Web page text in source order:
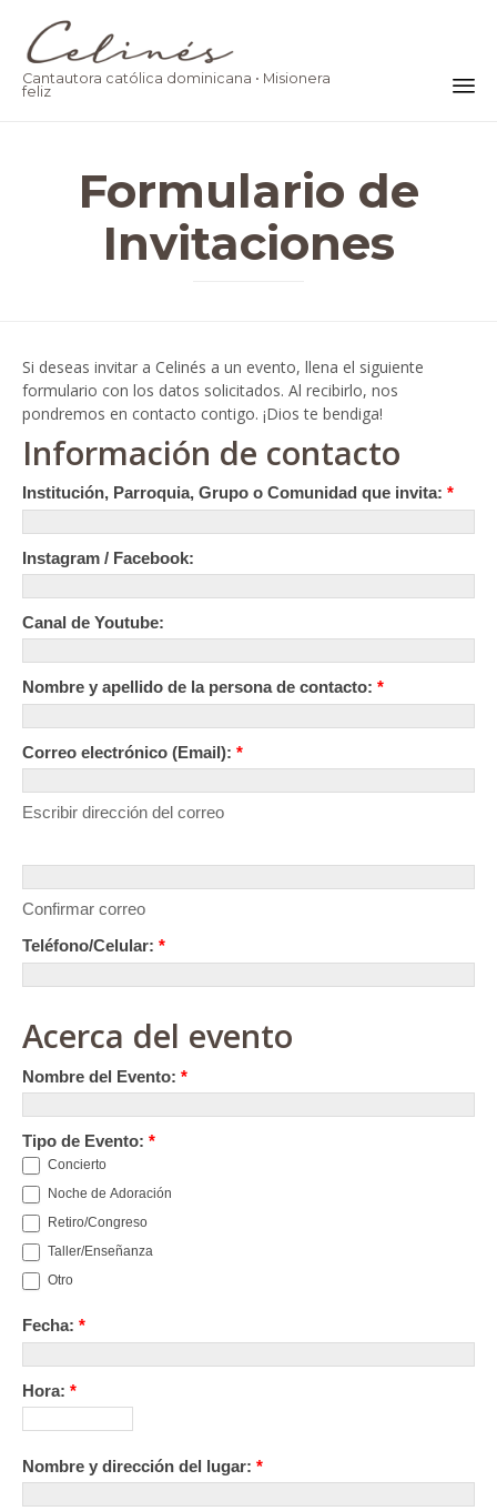
Cantautora católica dominicana • Misionera
feliz
Formulario de
Invitaciones
Si deseas invitar a Celinés a un evento, llena el siguiente
formulario con los datos solicitados. Al recibirlo, nos
pondremos en contacto contigo. ¡Dios te bendiga!
Información de contacto
Institución, Parroquia, Grupo o Comunidad que invita: *
Instagram / Facebook:
Canal de Youtube:
Nombre y apellido de la persona de contacto: *
Correo electrónico (Email): *
Escribir dirección del correo
Confirmar correo
Teléfono/Celular: *
Acerca del evento
Nombre del Evento: *
Tipo de Evento: *
Concierto
Noche de Adoración
Retiro/Congreso
Taller/Enseñanza
Otro
Fecha: *
Hora: *
Nombre y dirección del lugar: *